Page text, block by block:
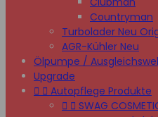
Countryman
Turbolader Neu
AGR-Kühler Neu
Ölpumpe /
Upgrade
  Autopflege Produkte
  SWAG